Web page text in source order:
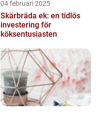
04 februari 2025
Skärbräda ek: en tidlös
investering för
köksentusiasten